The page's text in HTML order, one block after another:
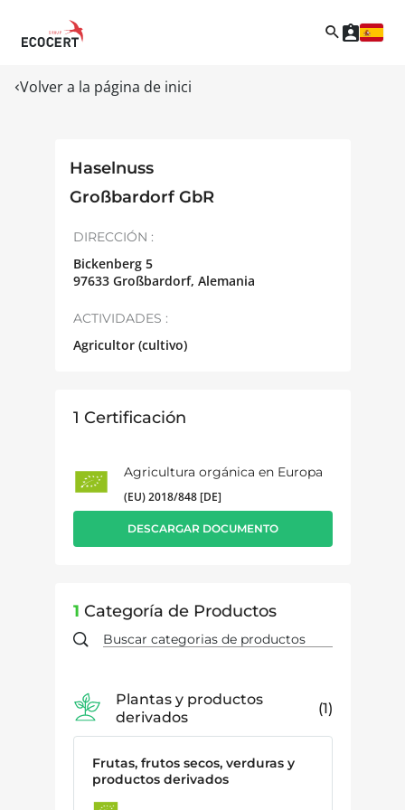
Volver a la página de inici
Haselnuss
Großbardorf GbR
DIRECCIÓN :
Bickenberg 5
97633 Großbardorf, Alemania
ACTIVIDADES :
Agricultor (cultivo)
1 Certificación
Agricultura orgánica en Europa
(EU) 2018/848 [DE]
DESCARGAR DOCUMENTO
1 Categoría de Productos
Plantas y productos
derivados
1
Frutas, frutos secos, verduras y
productos derivados